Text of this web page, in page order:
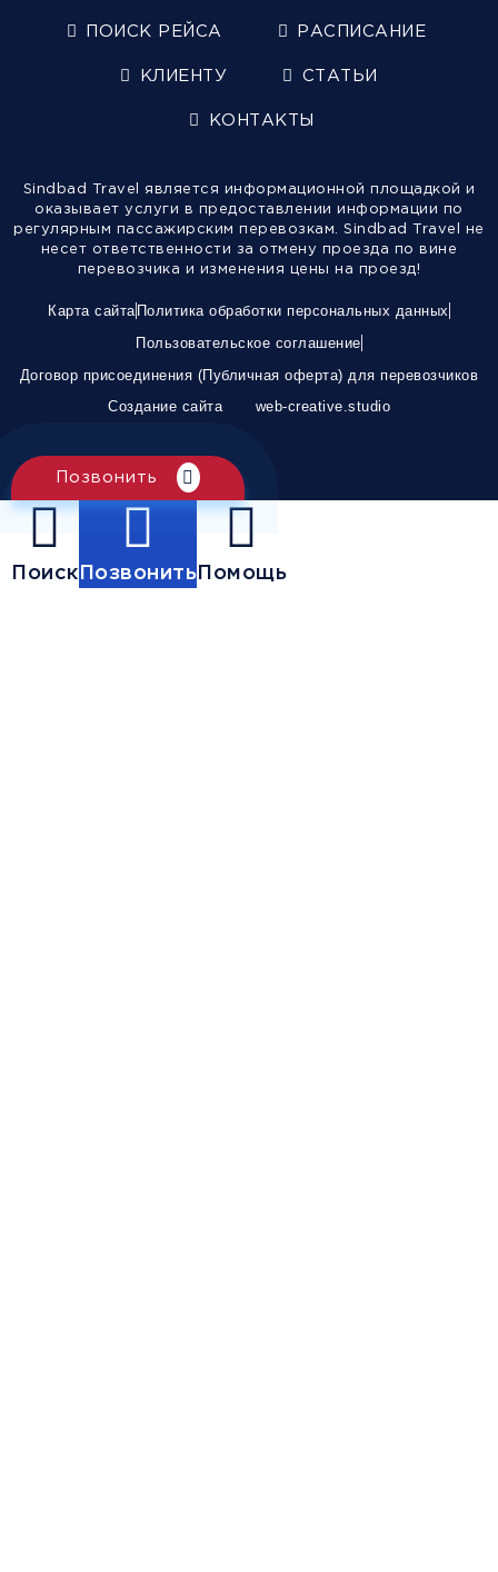
ПОИСК РЕЙСА РАСПИСАНИЕ
КЛИЕНТУ СТАТЬИ
КОНТАКТЫ
Sindbad Travel является информационной площадкой и
оказывает услуги в предоставлении информации по
регулярным пассажирским перевозкам. Sindbad Travel не
несет ответственности за отмену проезда по вине
перевозчика и изменения цены на проезд!
Карта сайта Политика обработки персональных данных
Пользовательское соглашение
Договор присоединения (Публичная оферта) для перевозчиков
Создание сайта
web-creative.studio
Позвонить
ПоискПозвонитьПомощь